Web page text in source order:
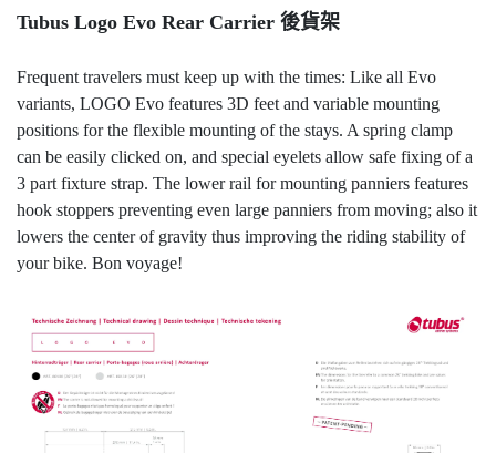
Tubus Logo Evo Rear Carrier 後貨架
Frequent travelers must keep up with the times: Like all Evo
variants, LOGO Evo ­features 3D feet and variable mounting
positions for the flexible mounting of the stays. A spring clamp
can be easily clicked on, and special eyelets allow safe fixing of a
3 part fixture strap. The lower rail for mounting panniers features
hook stoppers preventing even large panniers from moving; also it
lowers the center of gravity thus improving the riding stability of
your bike. Bon voyage!